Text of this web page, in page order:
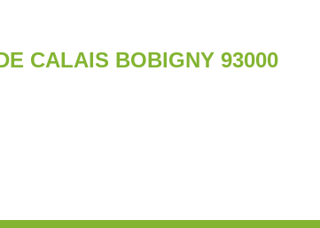
CALAIS BOBIGNY 93000